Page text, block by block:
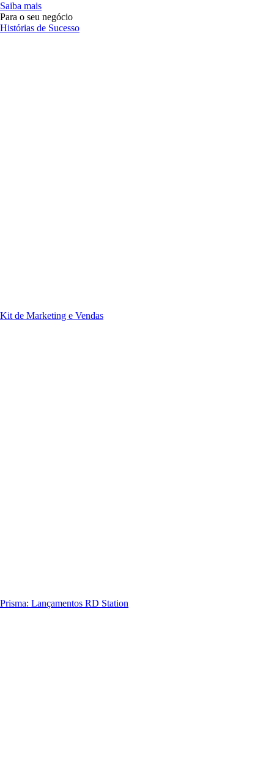
Saiba mais
Para o seu negócio
Histórias de Sucesso
Kit de Marketing e Vendas
Prisma: Lançamentos RD Station